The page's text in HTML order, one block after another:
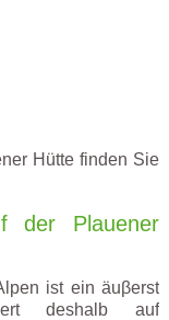
Hütte finden Sie
der Plauener
ist ein äuβerst
deshalb auf